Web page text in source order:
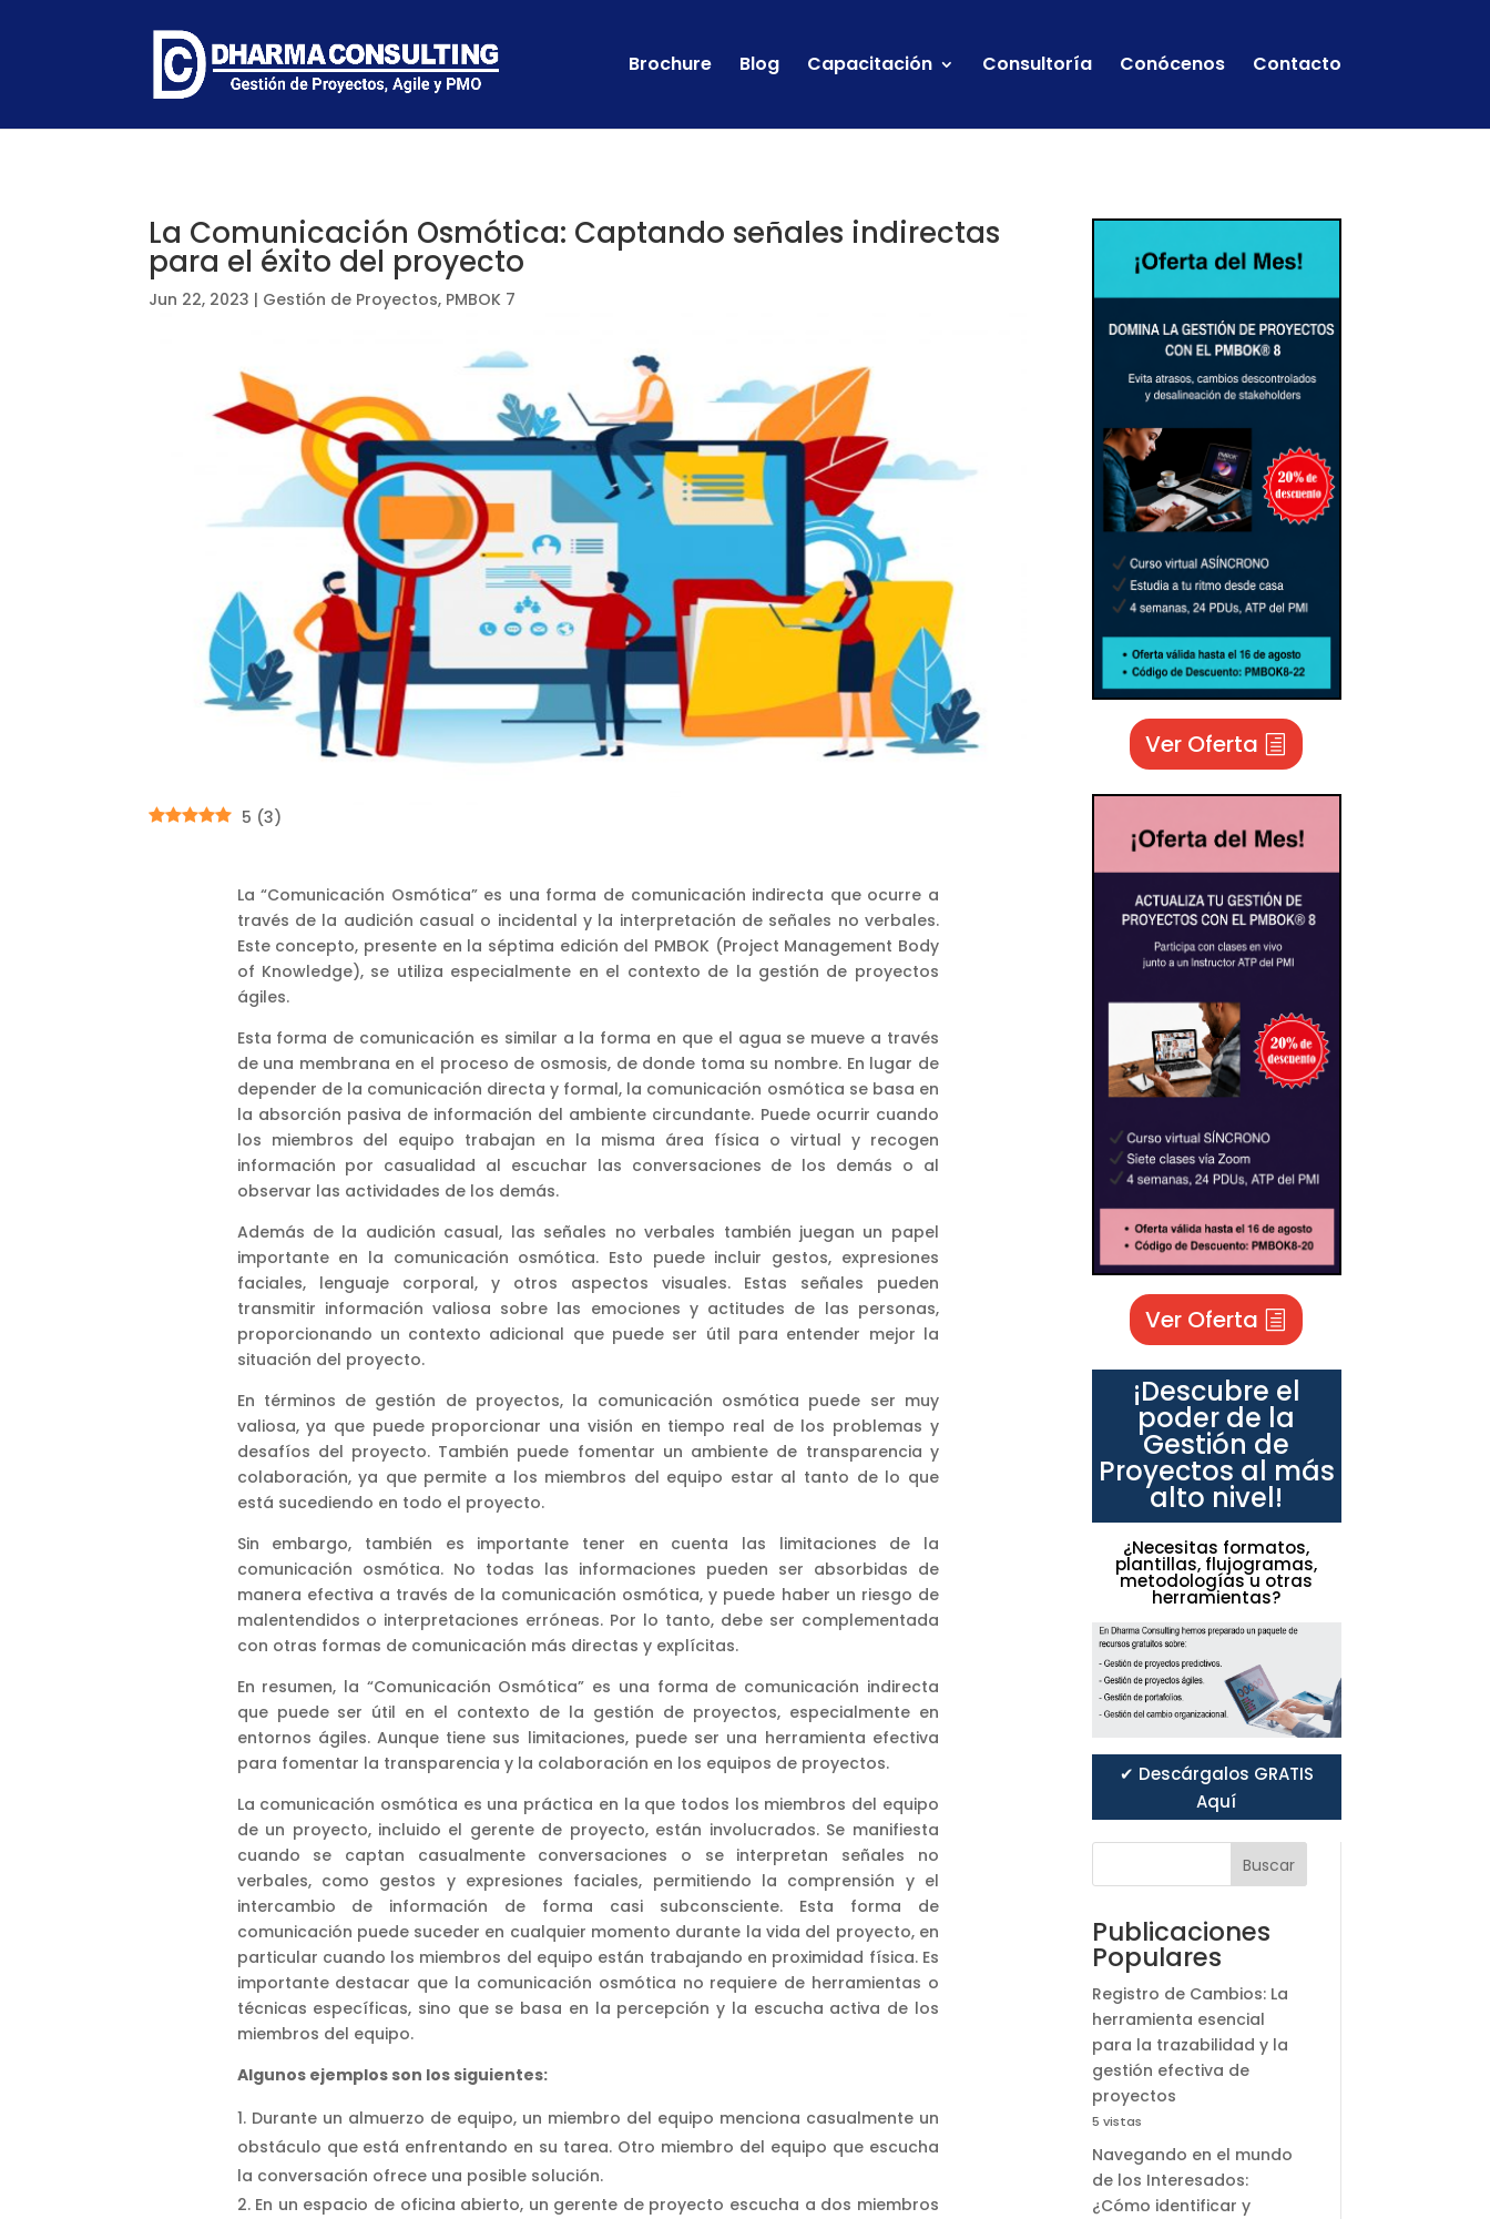
Brochure Blog Capacitación Consultoría Conócenos Contacto
La Comunicación Osmótica: Captando señales indirectas
para el éxito del proyecto
Jun 22, 2023 | Gestión de Proyectos, PMBOK 7
5 (3)
La “Comunicación Osmótica” es una forma de comunicación indirecta que ocurre a
través de la audición casual o incidental y la interpretación de señales no verbales.
Este concepto, presente en la séptima edición del PMBOK (Project Management Body
of Knowledge), se utiliza especialmente en el contexto de la gestión de proyectos
ágiles.
Esta forma de comunicación es similar a la forma en que el agua se mueve a través
de una membrana en el proceso de osmosis, de donde toma su nombre. En lugar de
depender de la comunicación directa y formal, la comunicación osmótica se basa en
la absorción pasiva de información del ambiente circundante. Puede ocurrir cuando
los miembros del equipo trabajan en la misma área física o virtual y recogen
información por casualidad al escuchar las conversaciones de los demás o al
observar las actividades de los demás.
Además de la audición casual, las señales no verbales también juegan un papel
importante en la comunicación osmótica. Esto puede incluir gestos, expresiones
faciales, lenguaje corporal, y otros aspectos visuales. Estas señales pueden
transmitir información valiosa sobre las emociones y actitudes de las personas,
proporcionando un contexto adicional que puede ser útil para entender mejor la
situación del proyecto.
En términos de gestión de proyectos, la comunicación osmótica puede ser muy
valiosa, ya que puede proporcionar una visión en tiempo real de los problemas y
desafíos del proyecto. También puede fomentar un ambiente de transparencia y
colaboración, ya que permite a los miembros del equipo estar al tanto de lo que
está sucediendo en todo el proyecto.
Sin embargo, también es importante tener en cuenta las limitaciones de la
comunicación osmótica. No todas las informaciones pueden ser absorbidas de
manera efectiva a través de la comunicación osmótica, y puede haber un riesgo de
malentendidos o interpretaciones erróneas. Por lo tanto, debe ser complementada
con otras formas de comunicación más directas y explícitas.
En resumen, la “Comunicación Osmótica” es una forma de comunicación indirecta
que puede ser útil en el contexto de la gestión de proyectos, especialmente en
entornos ágiles. Aunque tiene sus limitaciones, puede ser una herramienta efectiva
para fomentar la transparencia y la colaboración en los equipos de proyectos.
La comunicación osmótica es una práctica en la que todos los miembros del equipo
de un proyecto, incluido el gerente de proyecto, están involucrados. Se manifiesta
cuando se captan casualmente conversaciones o se interpretan señales no
verbales, como gestos y expresiones faciales, permitiendo la comprensión y el
intercambio de información de forma casi subconsciente. Esta forma de
comunicación puede suceder en cualquier momento durante la vida del proyecto, en
particular cuando los miembros del equipo están trabajando en proximidad física. Es
importante destacar que la comunicación osmótica no requiere de herramientas o
técnicas específicas, sino que se basa en la percepción y la escucha activa de los
miembros del equipo.
Algunos ejemplos son los siguientes:
Durante un almuerzo de equipo, un miembro del equipo menciona casualmente un
obstáculo que está enfrentando en su tarea. Otro miembro del equipo que escucha
la conversación ofrece una posible solución.
En un espacio de oficina abierto, un gerente de proyecto escucha a dos miembros
Ver Oferta
Ver Oferta
¡Descubre el
poder de la
Gestión de
Proyectos al más
alto nivel!
¿Necesitas formatos,
plantillas, flujogramas,
metodologías u otras
herramientas?
✔ Descárgalos GRATIS
Aquí
Buscar
Publicaciones
Populares
Registro de Cambios: La
herramienta esencial
para la trazabilidad y la
gestión efectiva de
proyectos
5 vistas
Navegando en el mundo
de los Interesados:
¿Cómo identificar y